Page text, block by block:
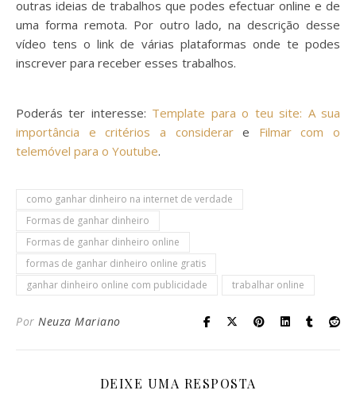
outras ideias de trabalhos que podes efectuar online e de
uma forma remota. Por outro lado, na descrição desse
vídeo tens o link de várias plataformas onde te podes
inscrever para receber esses trabalhos.
Poderás ter interesse: Template para o teu site: A sua
importância e critérios a considerare Filmar com o
telemóvel para o Youtube.
como ganhar dinheiro na internet de verdade
Formas de ganhar dinheiro
Formas de ganhar dinheiro online
formas de ganhar dinheiro online gratis
ganhar dinheiro online com publicidade
trabalhar online
Por Neuza Mariano
DEIXE UMA RESPOSTA